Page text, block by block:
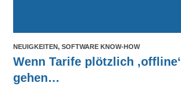
NEUIGKEITEN, SOFTWARE KNOW-HOW
Wenn Tarife plötzlich ‚offline‘
gehen…